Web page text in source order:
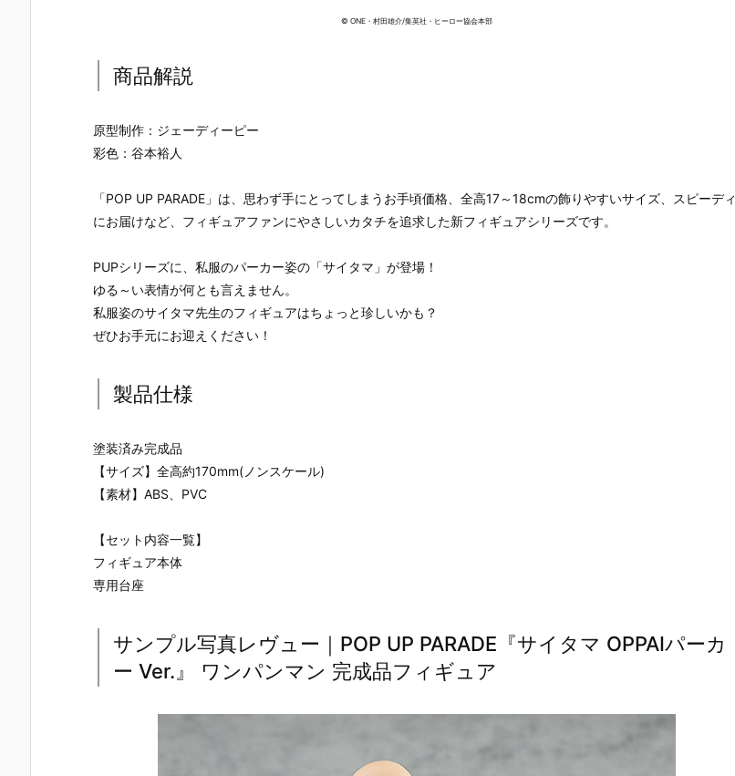
© ONE・村田雄介/集英社・ヒーロー協会本部
商品解説
原型制作：ジェーディーピー
彩色：谷本裕人
「POP UP PARADE」は、思わず手にとってしまうお手頃価格、全高17～18cmの飾りやすいサイズ、スピーディ
にお届けなど、フィギュアファンにやさしいカタチを追求した新フィギュアシリーズです。
PUPシリーズに、私服のパーカー姿の「サイタマ」が登場！
ゆる～い表情が何とも言えません。
私服姿のサイタマ先生のフィギュアはちょっと珍しいかも？
ぜひお手元にお迎えください！
製品仕様
塗装済み完成品
【サイズ】全高約170mm(ノンスケール)
【素材】ABS、PVC
【セット内容一覧】
フィギュア本体
専用台座
サンプル写真レヴュー｜POP UP PARADE『サイタマ OPPAIパーカ
ー Ver.』 ワンパンマン 完成品フィギュア
ジック】MOD
獅子）』『ジ
【グッドスマ
7年1月発売予
【東島丹三郎
い】figma
『岡田ユリコ
（電波人間タ
r.）』可動フ
ィギュア予約
【グッドスマ
ー】2027年5
月発売予定♪
キャラクタ
予約【グッド
スマイルカン
売予定♪
【あみあみ×
蝸之殼Snail
Shell】より2
売予定☆
【グッドスマ
イルカンパニ
イルカンパニ
ー】より202
7年3月発売予
ー】より202